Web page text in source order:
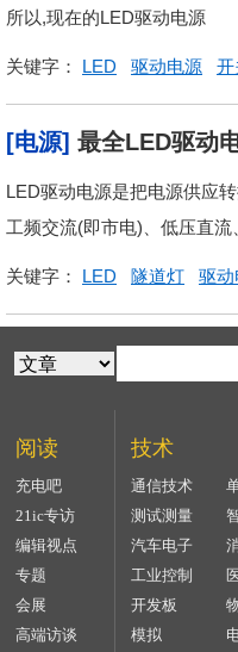
所以,现在的LED驱动电源
关键字： LED 驱动电源 开
[电源] 最全LED驱动
LED驱动电源是把电源供应
工频交流(即市电)、低压直
关键字： LED 隧道灯 驱
阅读
充电吧
21ic专访
编辑视点
专题
会展
高端访谈
技术
通信技术
测试测量
汽车电子
工业控制
开发板
模拟